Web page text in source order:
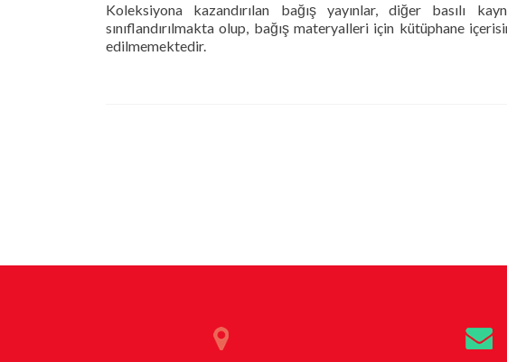
Koleksiyona kazandırılan bağış yayınlar, diğer basılı
sınıflandırılmakta olup, bağış materyalleri için kütüphane
edilmemektedir.